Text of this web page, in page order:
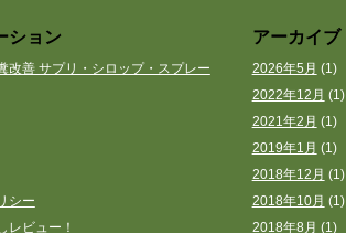
ション
改善 サプリ・シロップ・スプレー
シー
レビュー！
アーカイブ
2026年5月 (1)
2022年12月 (1)
2021年2月 (1)
2019年1月 (1)
2018年12月 (1)
2018年10月 (1)
2018年8月 (1)